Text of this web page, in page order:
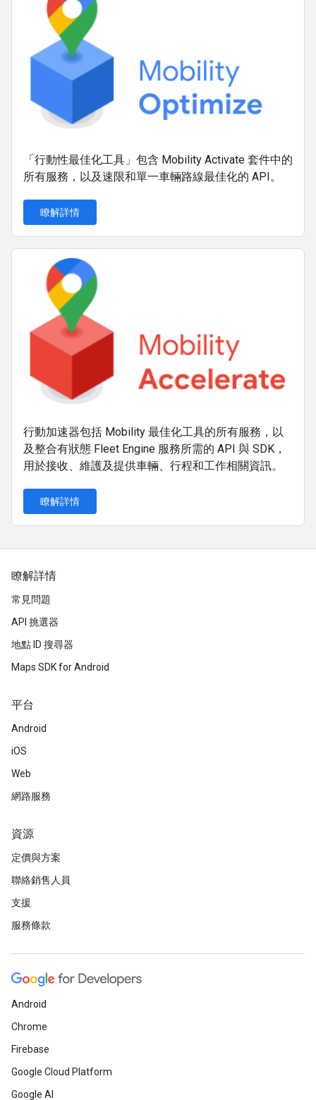
「行動性最佳化工具」包含 Mobility Activate 套件中的
所有服務，以及速限和單一車輛路線最佳化的 API。
瞭解詳情
行動加速器包括 Mobility 最佳化工具的所有服務，以
及整合有狀態 Fleet Engine 服務所需的 API 與 SDK，
用於接收、維護及提供車輛、行程和工作相關資訊。
瞭解詳情
瞭解詳情
常見問題
API 挑選器
地點 ID 搜尋器
Maps SDK for Android
平台
Android
iOS
Web
網路服務
資源
定價與方案
聯絡銷售人員
支援
服務條款
Android
Chrome
Firebase
Google Cloud Platform
Google AI